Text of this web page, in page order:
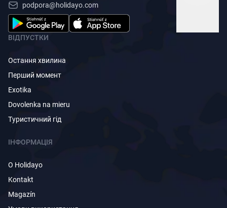
podpora@holidayo.com
ВІДПУСТКИ
Остання хвилина
Перший момент
Exotika
Dovolenka na mieru
Туристичний гід
ІНФОРМАЦІЯ
O Holidayo
Kontakt
Magazín